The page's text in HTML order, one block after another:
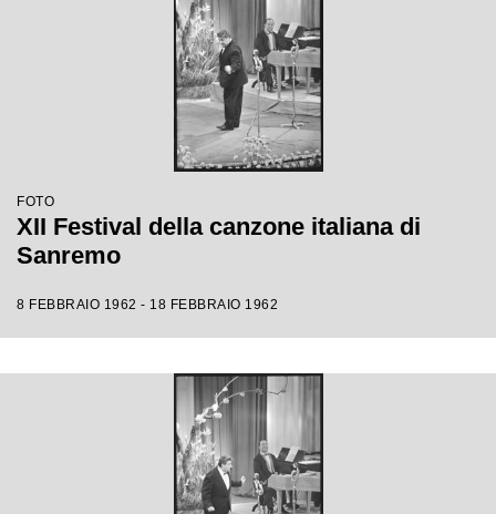
FOTO
XII Festival della canzone italiana di
Sanremo
8 FEBBRAIO 1962 - 18 FEBBRAIO 1962